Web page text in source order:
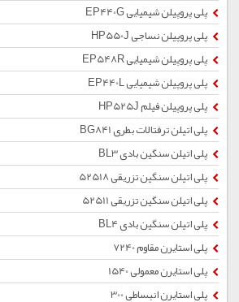
پلی پروپیلن شیمیایی EP440G
پلی پروپیلن نساجی HP550J
پلی پروپیلن شیمیایی EP548R
پلی پروپیلن شیمیایی EP440L
پلی پروپیلن فیلم HP525J
پلی اتیلن ترفتالات بطری BG841
پلی اتیلن سنگین بادی BL3
پلی اتیلن سنگین تزریقی 52518
پلی اتیلن سنگین تزریقی 52511
پلی اتیلن سنگین بادی BL4
پلی استایرن مقاوم 7240
پلی استایرن معمولی 1540
پلی استایرن انبساطی 300